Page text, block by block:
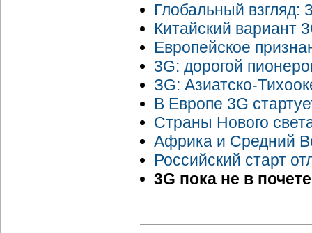
Глобальный взгляд:
Китайский вариант
Европейское
3G: дорогой
ЗG: Азиатско-
В Европе 3G
Страны Нового
Африка и Средний
Российский старт
3G пока не в почете